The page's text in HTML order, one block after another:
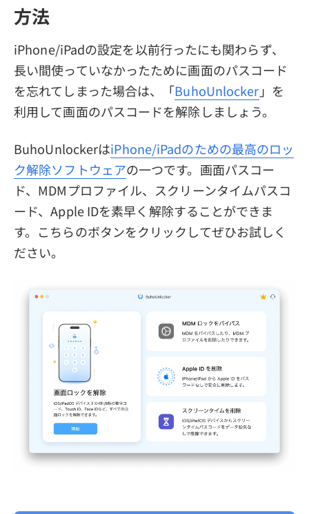
方法
iPhone/iPadの設定を以前行ったにも関わらず、
長い間使っていなかったために画面のパスコード
を忘れてしまった場合は、「BuhoUnlocker 」を
利用して画面のパスコードを解除しましょう。
BuhoUnlockerはiPhone/iPadのための最高のロッ
ク解除ソフトウェアの一つです。画面パスコー
ド、MDMプロファイル、スクリーンタイムパスコ
ード、Apple IDを素早く解除することができま
す。こちらのボタンをクリックしてぜひお試しく
ださい。